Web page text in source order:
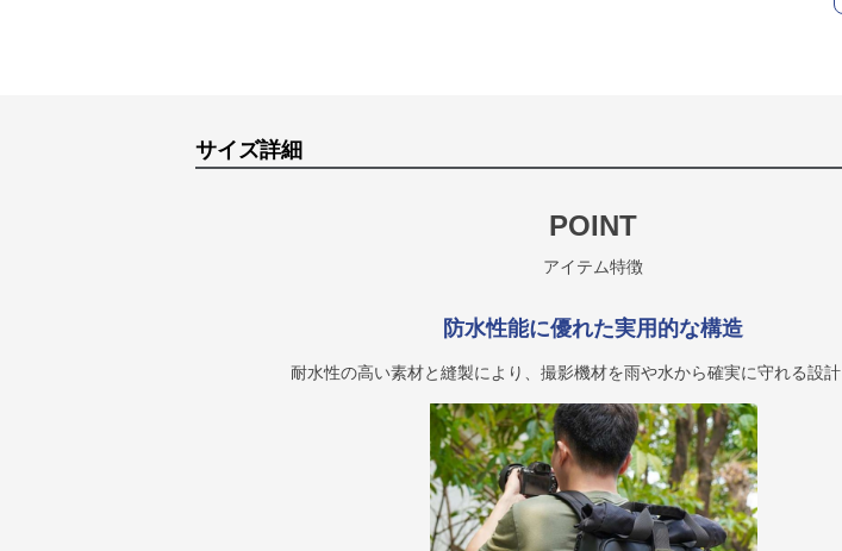
サイズ詳細
POINT
アイテム特徴
防水性能に優れた実用的な構造
耐水性の高い素材と縫製により、撮影機材を雨や水から確実に守れる設計